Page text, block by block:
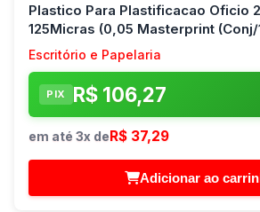
Plastico Para Plastificacao Oficio
125Micras (0,05 Masterprint (Conj/
Escritório e Papelaria
PIX R$ 106,27
em até 3x de R$ 37,29
Adicionar ao